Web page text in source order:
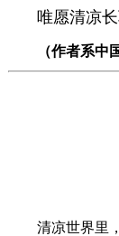
唯愿清凉
（作者系中
清凉世界里